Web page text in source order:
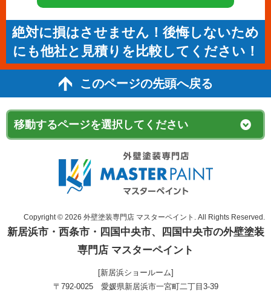
絶対に損はさせません！後悔しないため
にも他社と見積りを比較してください！
このページの先頭へ戻る
Copyright © 2026 外壁塗装専門店 マスターペイント. All Rights Reserved.
新居浜市・西条市・四国中央市、四国中央市の外壁塗装
専門店 マスターペイント
[新居浜ショールーム]
〒792-0025 愛媛県新居浜市一宮町二丁目3-39